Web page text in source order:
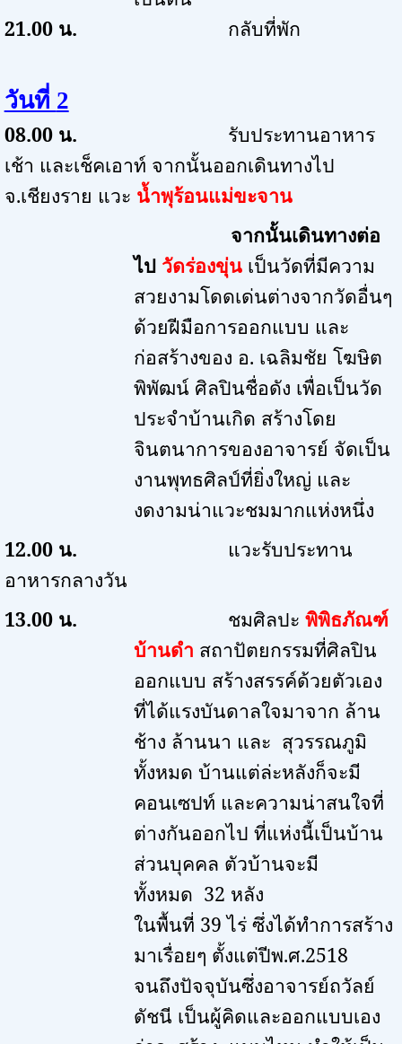
21.00 น. กลับที่พัก
วันที่ 2
08.00 น.
รับประทานอาหาร
เช้า และเช็คเอาท์ จากนั้นออกเดินทางไป
จ.เชียงราย แวะ น้ำพุร้อนแม่ขะจาน
จากนั้นเดินทางต่อ
ไป วัดร่องขุ่น เป็นวัดที่มีความ
สวยงามโดดเด่นต่างจากวัดอื่นๆ
ด้วยฝีมือการออกแบบ และ
ก่อสร้างของ อ. เฉลิมชัย โฆษิต
พิพัฒน์ ศิลปินชื่อดัง เพื่อเป็นวัด
ประจำบ้านเกิด สร้างโดย
จินตนาการของอาจารย์ จัดเป็น
งานพุทธศิลป์ที่ยิ่งใหญ่ และ
งดงามน่าแวะชมมากแห่งหนึ่ง
12.00 น.
แวะรับประทาน
อาหารกลางวัน
13.00 น. ชมศิลปะ พิพิธภัณฑ์
บ้านดำ สถาปัตยกรรมที่ศิลปิน
ออกแบบ สร้างสรรค์ด้วยตัวเอง
ที่ได้แรงบันดาลใจมาจาก ล้าน
ช้าง ล้านนา และ สุวรรณภูมิ
ทั้งหมด บ้านแต่ล่ะหลังก็จะมี
คอนเซปท์ และความน่าสนใจที่
ต่างกันออกไป ที่แห่งนี้เป็นบ้าน
ส่วนบุคคล ตัวบ้านจะมี
ทั้งหมด 32 หลัง
ในพื้นที่ 39ไร่ ซึ่งได้ทำการสร้าง
มาเรื่อยๆ ตั้งแต่ปีพ.ศ.2518
จนถึงปัจจุบันซึ่งอาจารย์ถวัลย์
ดัชนี เป็นผู้คิดและออกแบบเอง